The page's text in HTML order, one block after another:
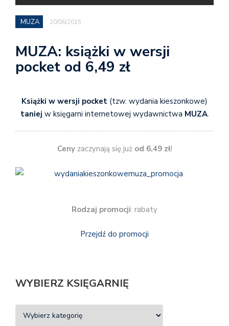
MUZA 20/06/2015
MUZA: książki w wersji
pocket od 6,49 zł
Książki w wersji pocket (tzw. wydania kieszonkowe)
taniej w księgarni internetowej wydawnictwa MUZA.
Cenyzaczynają się już od 6,49 zł!
Rodzaj promocji: rabaty
Przejdź do promocji
WYBIERZ KSIĘGARNIĘ